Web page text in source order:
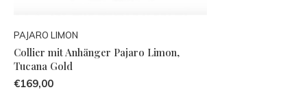
PAJARO LIMON
Collier mit Anhänger Pajaro Limon,
Tucana Gold
€169,00